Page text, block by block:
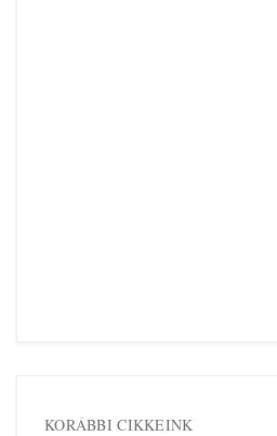
KORÁBBI CIKKEINK